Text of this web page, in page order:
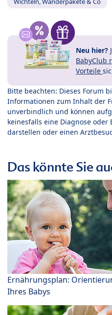
Neu hier?
BabyClub
Vorteile
Bitte beachten: Dieses Forum
Informationen zum Inhalt der
unverbindlich und können
keinesfalls eine Diagnose
darstellen oder einen
Das könnte Sie
Ernährungsplan:
Ihres Babys